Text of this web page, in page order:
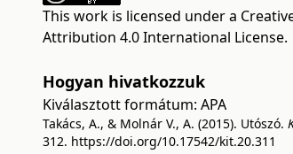
This work is licensed under a
Attribution 4.0 International License.
Hogyan hivatkozzuk
Kiválasztott formátum: APA
Takács, A., & Molnár V., A. (2015). Utószó.
312. https://doi.org/10.17542/kit.20.311